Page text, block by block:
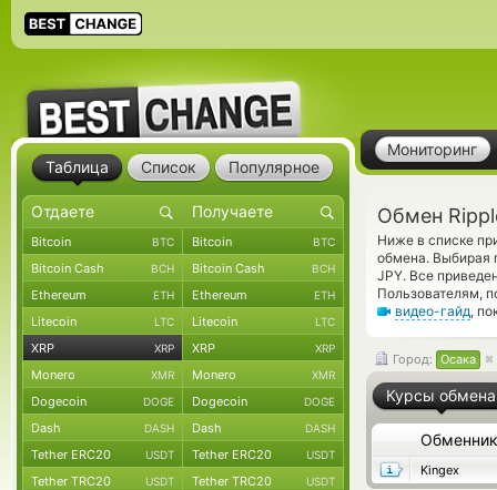
Мониторинг
Обмен
Ниже в списке
обмена. Выбирая
JPY. Все
Пользователям,
видео-гайд,
Город: Осака
Курсы обмена
Обменник
Kingex
Таблица Список Популярное
Bitcoin BTC Bitcoin BTC
Bitcoin Cash BCH Bitcoin Cash BCH
Ethereum ETH Ethereum ETH
Litecoin LTC Litecoin LTC
XRP XRP XRP XRP
Monero XMR Monero XMR
Dogecoin DOGE Dogecoin DOGE
Dash DASH Dash DASH
Tether ERC20 USDT Tether ERC20 USDT
Tether TRC20 USDT Tether TRC20 USDT